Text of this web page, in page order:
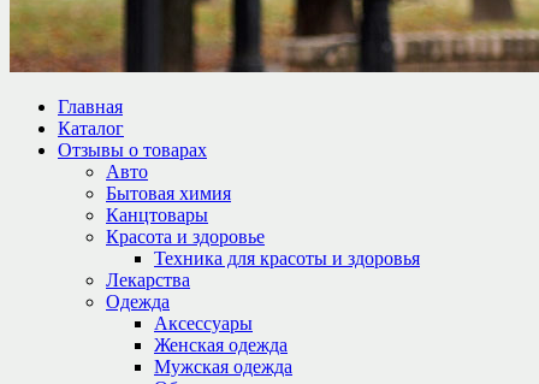
Главная
Каталог
Отзывы о товарах
Авто
Бытовая химия
Канцтовары
Красота и здоровье
Техника для красоты и здоровья
Лекарства
Одежда
Аксессуары
Женская одежда
Мужская одежда